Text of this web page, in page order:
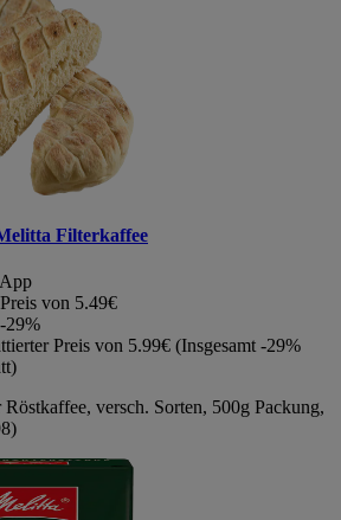
Filterkaffee
App
von 5.49€
-29%
Preis von 5.99€ (Insgesamt -29%
Röstkaffee, versch. Sorten, 500g Packung,